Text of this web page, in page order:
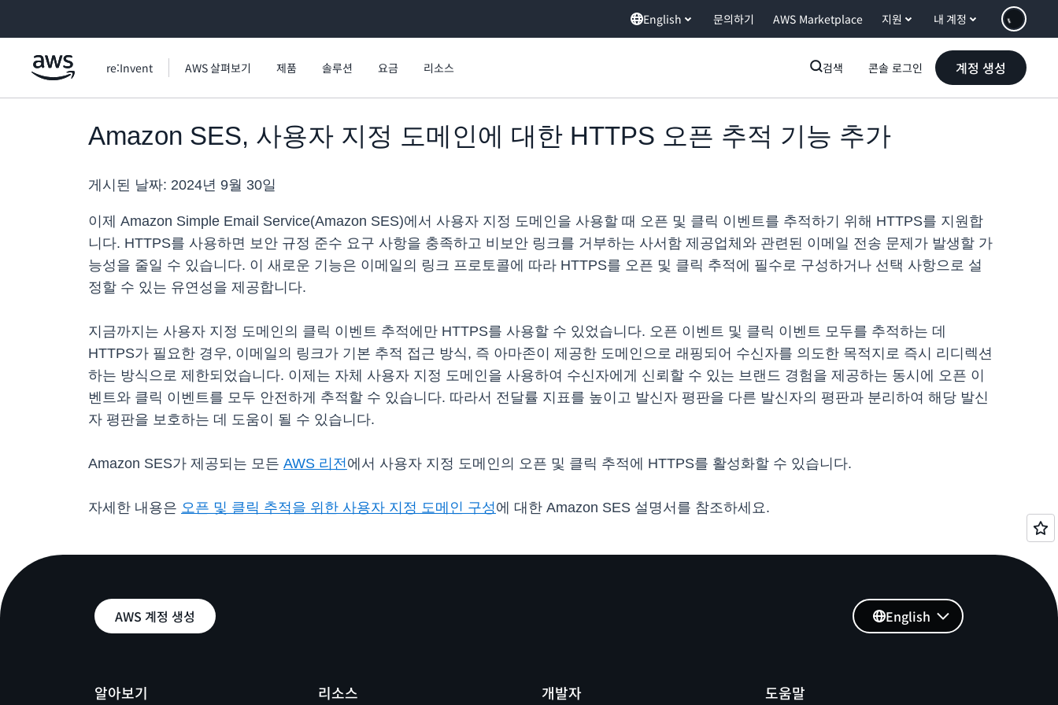
English 문의하기 AWS Marketplace 지원 내 계정
re:Invent AWS 살펴보기 제품 솔루션 요금 리소스 검색 콘솔 로그인 계정 생성
Amazon SES, 사용자 지정 도메인에 대한 HTTPS 오픈 추적 기능 추가
게시된 날짜: 2024년 9월 30일
이제 Amazon Simple Email Service(Amazon SES)에서 사용자 지정 도메인을 사용할 때 오픈 및 클릭 이벤트를 추적하기 위해 HTTPS를 지원합
니다. HTTPS를 사용하면 보안 규정 준수 요구 사항을 충족하고 비보안 링크를 거부하는 사서함 제공업체와 관련된 이메일 전송 문제가 발생할 가
능성을 줄일 수 있습니다. 이 새로운 기능은 이메일의 링크 프로토콜에 따라 HTTPS를 오픈 및 클릭 추적에 필수로 구성하거나 선택 사항으로 설
정할 수 있는 유연성을 제공합니다.
지금까지는 사용자 지정 도메인의 클릭 이벤트 추적에만 HTTPS를 사용할 수 있었습니다. 오픈 이벤트 및 클릭 이벤트 모두를 추적하는 데
HTTPS가 필요한 경우, 이메일의 링크가 기본 추적 접근 방식, 즉 아마존이 제공한 도메인으로 래핑되어 수신자를 의도한 목적지로 즉시 리디렉션
하는 방식으로 제한되었습니다. 이제는 자체 사용자 지정 도메인을 사용하여 수신자에게 신뢰할 수 있는 브랜드 경험을 제공하는 동시에 오픈 이
벤트와 클릭 이벤트를 모두 안전하게 추적할 수 있습니다. 따라서 전달률 지표를 높이고 발신자 평판을 다른 발신자의 평판과 분리하여 해당 발신
자 평판을 보호하는 데 도움이 될 수 있습니다.
Amazon SES가 제공되는 모든 AWS 리전에서 사용자 지정 도메인의 오픈 및 클릭 추적에 HTTPS를 활성화할 수 있습니다.
자세한 내용은 오픈 및 클릭 추적을 위한 사용자 지정 도메인 구성에 대한 Amazon SES 설명서를 참조하세요.
AWS 계정 생성
알아보기 리소스 개발자 도움말
English